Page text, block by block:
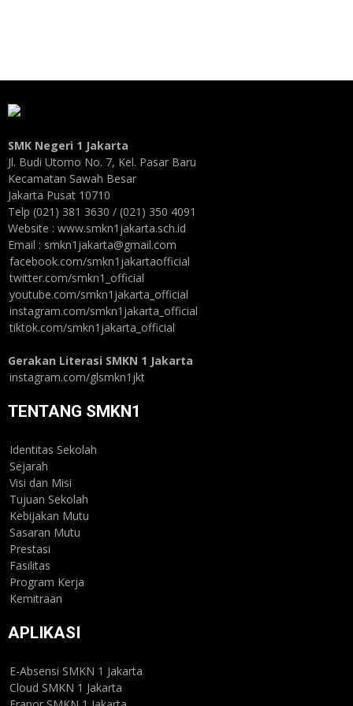
SMK Negeri 1 Jakarta
Jl. Budi Utomo No. 7, Kel. Pasar Baru
Kecamatan Sawah Besar
Jakarta Pusat 10710
Telp (021) 381 3630 / (021) 350 4091
Website : www.smkn1jakarta.sch.id
Email : smkn1jakarta@gmail.com
facebook.com/smkn1jakartaofficial
twitter.com/smkn1_official
youtube.com/smkn1jakarta_official
instagram.com/smkn1jakarta_official
tiktok.com/smkn1jakarta_official
Gerakan Literasi SMKN 1 Jakarta
instagram.com/glsmkn1jkt
TENTANG SMKN1
Identitas Sekolah
Sejarah
Visi dan Misi
Tujuan Sekolah
Kebijakan Mutu
Sasaran Mutu
Prestasi
Fasilitas
Program Kerja
Kemitraan
APLIKASI
E-Absensi SMKN 1 Jakarta
Cloud SMKN 1 Jakarta